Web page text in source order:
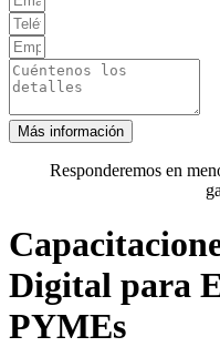
Más información
Responderemos en
Digital para
PYMEs